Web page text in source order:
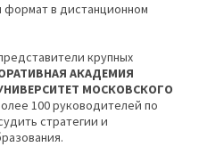
формат в дистанционном
крупных
АКАДЕМИЯ
МОСКОВСКОГО
100 руководителей по
стратегии и